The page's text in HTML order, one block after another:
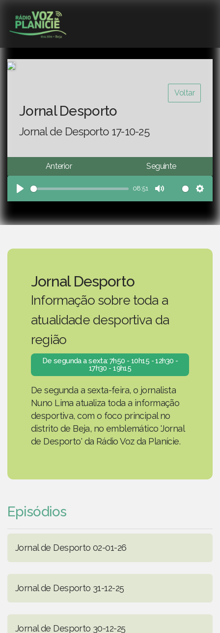
Voltar
Jornal Desporto
Jornal de Desporto 17-10-25
Anterior Seguinte
Play
08:51
Mute
Jornal Desporto
Informação sobre toda a
atualidade desportiva da
região
De segunda a sexta: 7h50 - 10h15 - 12h30 -
17h30 - 19h15
De segunda a sexta-feira, o jornalista
Nuno Lima atualiza toda a informação
desportiva, com o foco principal no
distrito de Beja, no emblemático 'Jornal
de Desporto' da Rádio Voz da Planície.
Episódios
Jornal de Desporto 02-01-26
Jornal de Desporto 31-12-25
Jornal de Desporto 30-12-25